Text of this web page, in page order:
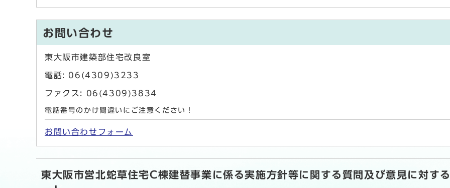
お問い合わせ
東大阪市建築部住宅改良室
電話: 06(4309)3233
ファクス: 06(4309)3834
電話番号のかけ間違いにご注意ください！
お問い合わせフォーム
東大阪市営北蛇草住宅C棟建替事業に係る実施方針等に関する質問及び意見に対